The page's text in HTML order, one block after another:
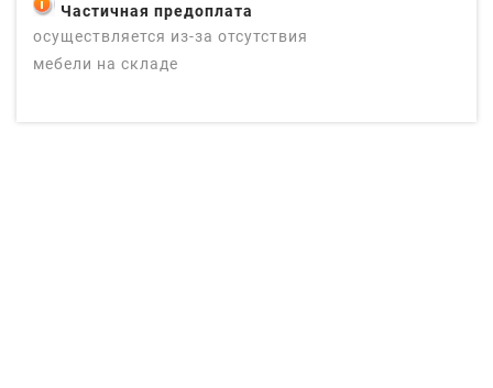
Частичная предоплата
осуществляется из-за отсутствия
мебели на складе